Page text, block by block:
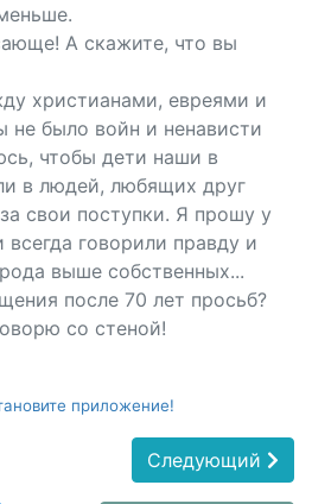
А скажите, что вы
христианами, евреями и
не было войн и ненависти
чтобы дети наши в
в людей, любящих друг
свои поступки. Я прошу у
говорили правду и
выше собственных...
после 70 лет просьб?
со стеной!
приложение!
Следующий